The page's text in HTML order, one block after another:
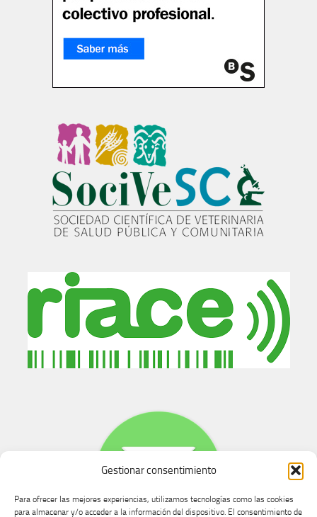
Gestionar consentimiento
Para ofrecer las mejores experiencias, utilizamos tecnologías como las cookies
para almacenar y/o acceder a la información del dispositivo. El consentimiento de